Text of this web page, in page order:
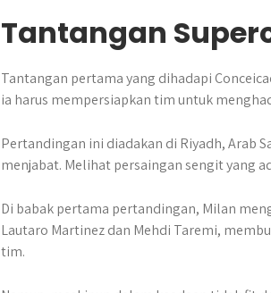
Tantangan
Tantangan pertama yang dihadapi
ia harus mempersiapkan tim untuk
Pertandingan ini diadakan di Riyadh, Arab
menjabat. Melihat persaingan sengit yang
Di babak pertama pertandingan, Milan
Lautaro Martinez dan Mehdi Taremi,
tim.